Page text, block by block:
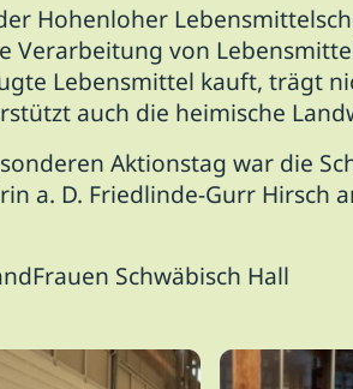
Hohenloher
Verarbeitung von
Lebensmittel kauft, trägt
auch die heimische
Aktionstag war die
a. D. Friedlinde-Gurr Hirsch
Schwäbisch Hall